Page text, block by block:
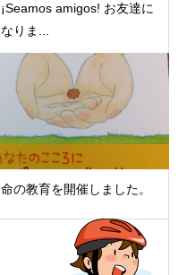
¡Seamos amigos! お友達に
なりま...
命の教育を開催しました。